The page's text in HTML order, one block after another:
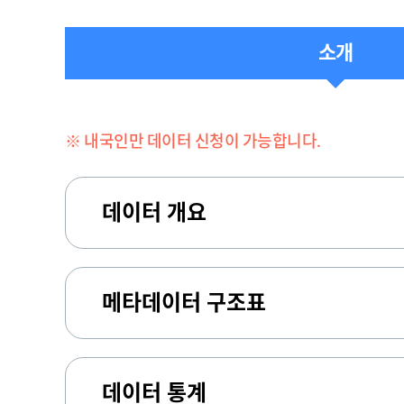
소개
※ 내국인만 데이터 신청이 가능합니다.
데이터 개요
메타데이터 구조표
데이터 통계